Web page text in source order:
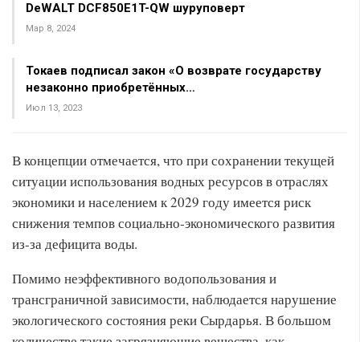
DeWALT DCF850E1T-QW шуруповерт
Мар 8, 2024
Токаев подписал закон «О возврате государству
незаконно приобретённых…
Июл 13, 2023
В концепции отмечается, что при сохранении текущей
ситуации использования водных ресурсов в отраслях
экономики и населением к 2029 году имеется риск
снижения темпов социально-экономического развития
из-за дефицита воды.
Помимо неэффективного водопользования и
трансграничной зависимости, наблюдается нарушение
экологического состояния реки Сырдарья. В большом